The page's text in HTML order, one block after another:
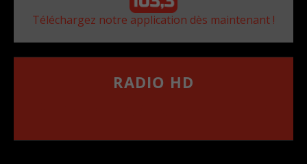
Téléchargez notre application dès maintenant !
RADIO HD